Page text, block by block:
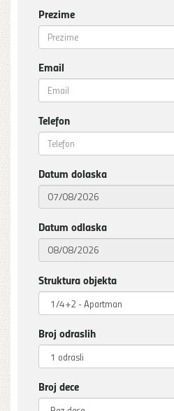
Prezime
Email
Telefon
Datum dolaska
Datum odlaska
Struktura objekta
Broj odraslih
Broj dece